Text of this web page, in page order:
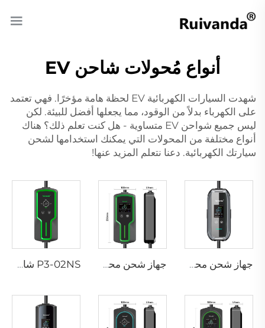
أنواع مُحولات شاحن EV
شهدت السيارات الكهربائية EV لحظة هامة مؤخرًا. فهي تعتمد
على الكهرباء بدلاً من الوقود، مما يجعلها أفضل للبيئة. لكن
ليس جميع شواحن EV متساوية - هل كنت تعلم ذلك؟ هناك
أنواع مختلفة من المحولات التي يمكنك استخدامها لشحن
سيارتك الكهربائية. دعنا نتعلم المزيد عنها!
جهاز شحن محمول P3-01 لمركبات EV جهاز شحن محمول P3-02 لمركبات EV P3-02NS شاحن محمول لسيارات EV